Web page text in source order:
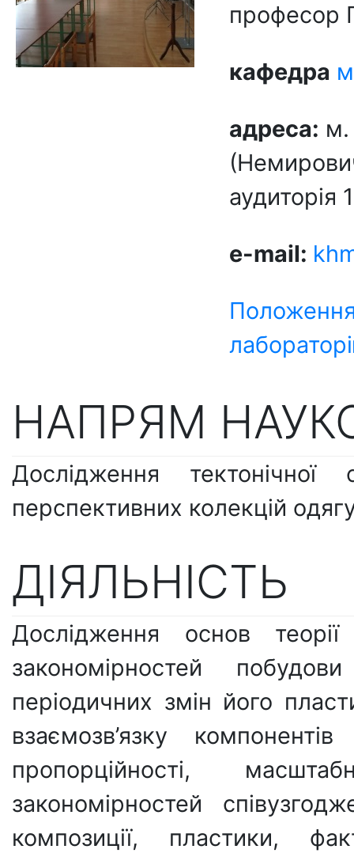
професор
кафедра
адреса: м.
аудиторія
e-mail:
НАПРЯМ
Дослідження
перспективних колекцій
ДІЯЛЬНІСТЬ
Дослідження основ
закономірностей
періодичних змін його
взаємозв’язку
пропорційності,
закономірностей
композиції, пластики,